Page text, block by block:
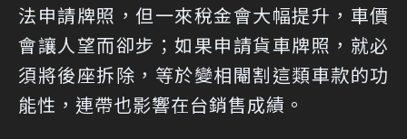
法申請牌照，但一來稅金會大幅提升，車價
會讓人望而卻步；如果申請貨車牌照，就必
須將後座拆除，等於變相閹割這類車款的功
能性，連帶也影響在台銷售成績。